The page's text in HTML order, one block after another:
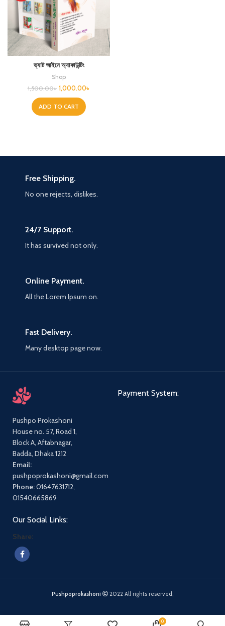
ভ্যাট আইনে অ্যাকাউন্টিং
Shop
1,500.00৳ 1,000.00৳
ADD TO CART
Free Shipping.
No one rejects, dislikes.
24/7 Support.
It has survived not only.
Online Payment.
All the Lorem Ipsum on.
Fast Delivery.
Many desktop page now.
Pushpo Prokashoni
House no. 57, Road 1,
Block A, Aftabnagar,
Badda, Dhaka 1212
Email:
pushpoprokashoni@gmail.com
Phone:01647631712,
01540665869
Payment System:
Our Social Links:
Share:
Pushpoprokashoni 2022 All rights reserved,
0